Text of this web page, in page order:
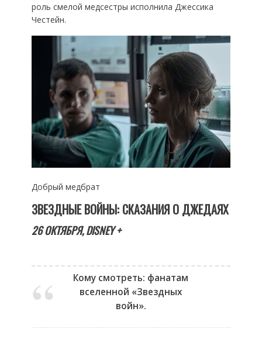
роль смелой медсестры исполнила Джессика
Честейн.
Добрый медбрат
ЗВЕЗДНЫЕ ВОЙНЫ: СКАЗАНИЯ О ДЖЕДАЯХ
26 ОКТЯБРЯ,DISNEY +
Кому смотреть: фанатам
вселенной «Звездных
войн».